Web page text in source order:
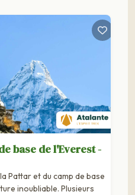
base de l'Everest -
Pattar et du camp de base
inoubliable. Plusieurs